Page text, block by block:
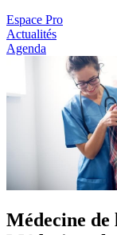
Espace Pro
Actualités
Agenda
Médecine